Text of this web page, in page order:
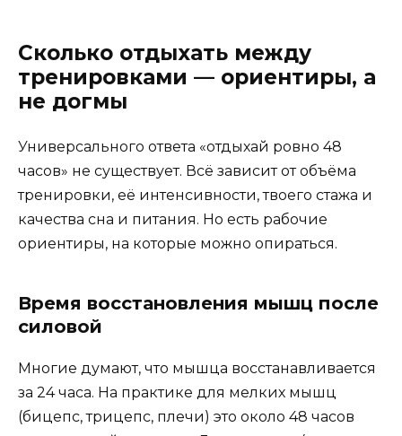
Сколько отдыхать между
тренировками — ориентиры, а
не догмы
Универсального ответа «отдыхай ровно 48
часов» не существует. Всё зависит от объёма
тренировки, её интенсивности, твоего стажа и
качества сна и питания. Но есть рабочие
ориентиры, на которые можно опираться.
Время восстановления мышц после
силовой
Многие думают, что мышца восстанавливается
за 24 часа. На практике для мелких мышц
(бицепс, трицепс, плечи) это около 48 часов